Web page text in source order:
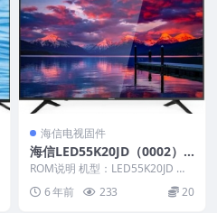
海信电视固件
海信LED55K20JD（0002）B
OM3官方原厂USB刷机电视
固件包
ROM说明 机型：LED55K20JD 固
件版本：（0002） BOM：3 海
信...6 年前 233 20